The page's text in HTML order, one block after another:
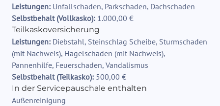
Leistungen: Unfallschaden, Parkschaden, Dachschaden
Selbstbehalt (Vollkasko): 1.000,00 €
Teilkaskoversicherung
Leistungen: Diebstahl, Steinschlag Scheibe, Sturmschaden
(mit Nachweis), Hagelschaden (mit Nachweis),
Pannenhilfe, Feuerschaden, Vandalismus
Selbstbehalt (Teilkasko): 500,00 €
In der Servicepauschale enthalten
Außenreinigung